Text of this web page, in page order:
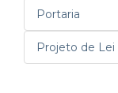
Portaria
Projeto de Lei